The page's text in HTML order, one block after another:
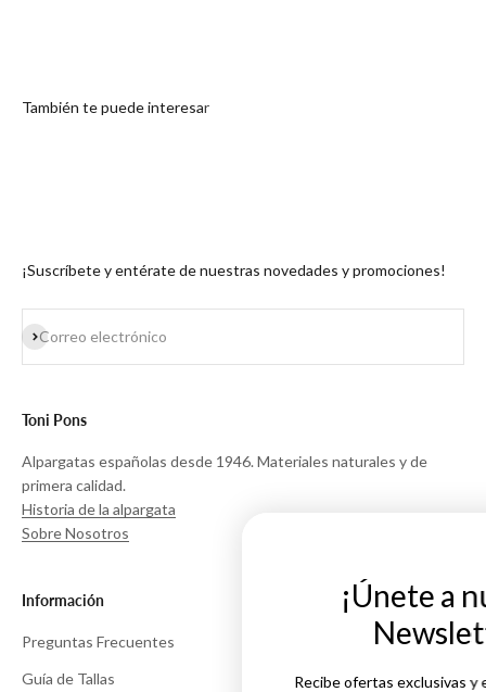
¡Suscríbete y entérate de nuestras novedades y promociones!
Correo electrónico
Suscribirse
Toni Pons
Alpargatas españolas desde 1946. Materiales naturales y de
primera calidad.
Historia de la alpargata
Sobre Nosotros
Información
Preguntas Frecuentes
Guía de Tallas
¡Únete a nuestro
Newsletter!
Recibe ofertas exclusivas y entérate antes que